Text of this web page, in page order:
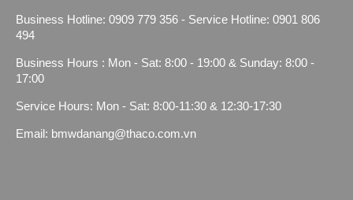
Business Hotline: 0909 779 356 - Service Hotline: 0901 806
494
Business Hours : Mon - Sat: 8:00 - 19:00 & Sunday: 8:00 -
17:00
Service Hours: Mon - Sat: 8:00-11:30 & 12:30-17:30
Email: bmwdanang@thaco.com.vn